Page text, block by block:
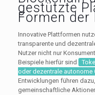
gestützte
Formen der
Innovative Plattformen
transparente und
Nutzer nicht nur
Beispiele hierfür sind
oder dezentrale autonome
Entwicklungen führen
gemeinschaftliche